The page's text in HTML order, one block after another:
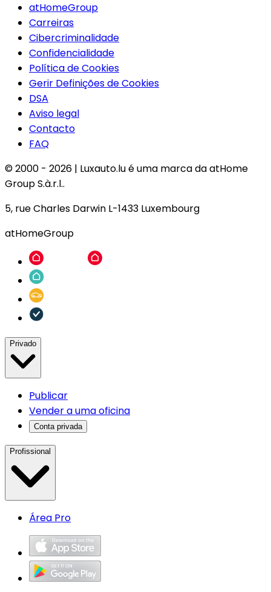
atHomeGroup
Carreiras
Cibercriminalidade
Confidencialidade
Política de Cookies
Gerir Definições de Cookies
DSA
Aviso legal
Contacto
FAQ
© 2000 - 2026 | Luxauto.lu é uma marca da atHome
Group S.à.r.l..
5, rue Charles Darwin L-1433 Luxembourg
atHomeGroup
Privado
Publicar
Vender a uma oficina
Conta privada
Profissional
Área Pro